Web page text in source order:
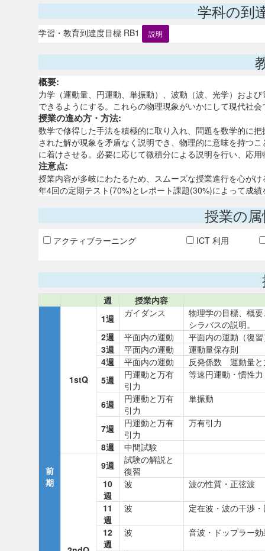
学科の到
学習・教育到達度目標 RB1 説明
概要:
力学（運動量、円運動、単振動）、波動（波、光学）およ
できるようにする。これらの物理現象がいかにして現代社
授業の進め方・方法:
数学で修得した手法を積極的に取り入れ、問題を数学的に
された解が現象を矛盾なく説明でき、物理的に意味を持つ
に着けさせる。必要に応じて微積分による説明を行い、応
注意点:
授業内容が多岐にわたるため、スムーズな授業進行を心が
年4回の定期テスト(70%)とレポート課題(30%)によって成
授業の
アクティブラーニング ICT 利用
週 授業内容
前
期
1stQ
1週 ガイダンス
物理学の目標、概
シラバスの説明。
2週
平面内の運動
平面内の運動（復
3週
平面内の運動
運動量保存則
4週
平面内の運動
反発係数 運動量と
5週
円運動と万有
引力
等速円運動・慣性力
6週
円運動と万有
引力
単振動
7週
円運動と万有
引力
万有引力
8週 中間試験
9週
試験の解説と
復習
10
週
波 波の性質・正弦波
11
週
波 定在波・波の干渉
12
週
波 音波・ドップラー